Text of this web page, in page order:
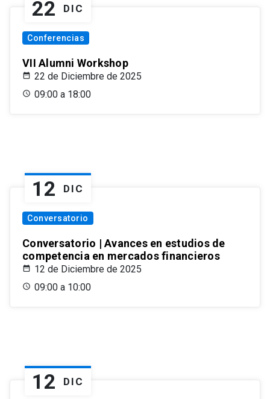
22 DIC
Conferencias
VII Alumni Workshop
22 de Diciembre de 2025
09:00 a 18:00
12 DIC
Conversatorio
Conversatorio | Avances en estudios de
competencia en mercados financieros
12 de Diciembre de 2025
09:00 a 10:00
12 DIC